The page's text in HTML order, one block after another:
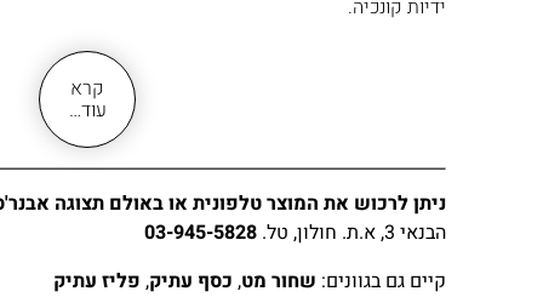
ידיות קונכיה.
ניתן להתרשם ממגוון המוצרים בזהב מט באתר שלנו או
זמינות המוצר מידית. משלוח מהיר עד בית הלקוח בכל רחבי
קרא
עוד…
ניתן לרכוש את המוצר טלפונית או באולם תצוגה
הבנאי 3, א.ת. חולון, טל.
03-945-5828
קיים גם בגוונים: שחור מט, כסף עתיק, פליז עתיק